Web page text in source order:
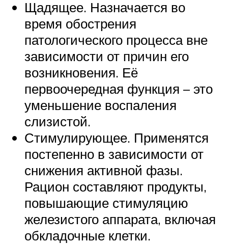
Щадящее. Назначается во
время обострения
патологического процесса вне
зависимости от причин его
возникновения. Её
первоочередная функция – это
уменьшение воспаления
слизистой.
Стимулирующее. Применятся
постепенно в зависимости от
снижения активной фазы.
Рацион составляют продукты,
повышающие стимуляцию
железистого аппарата, включая
обкладочные клетки.